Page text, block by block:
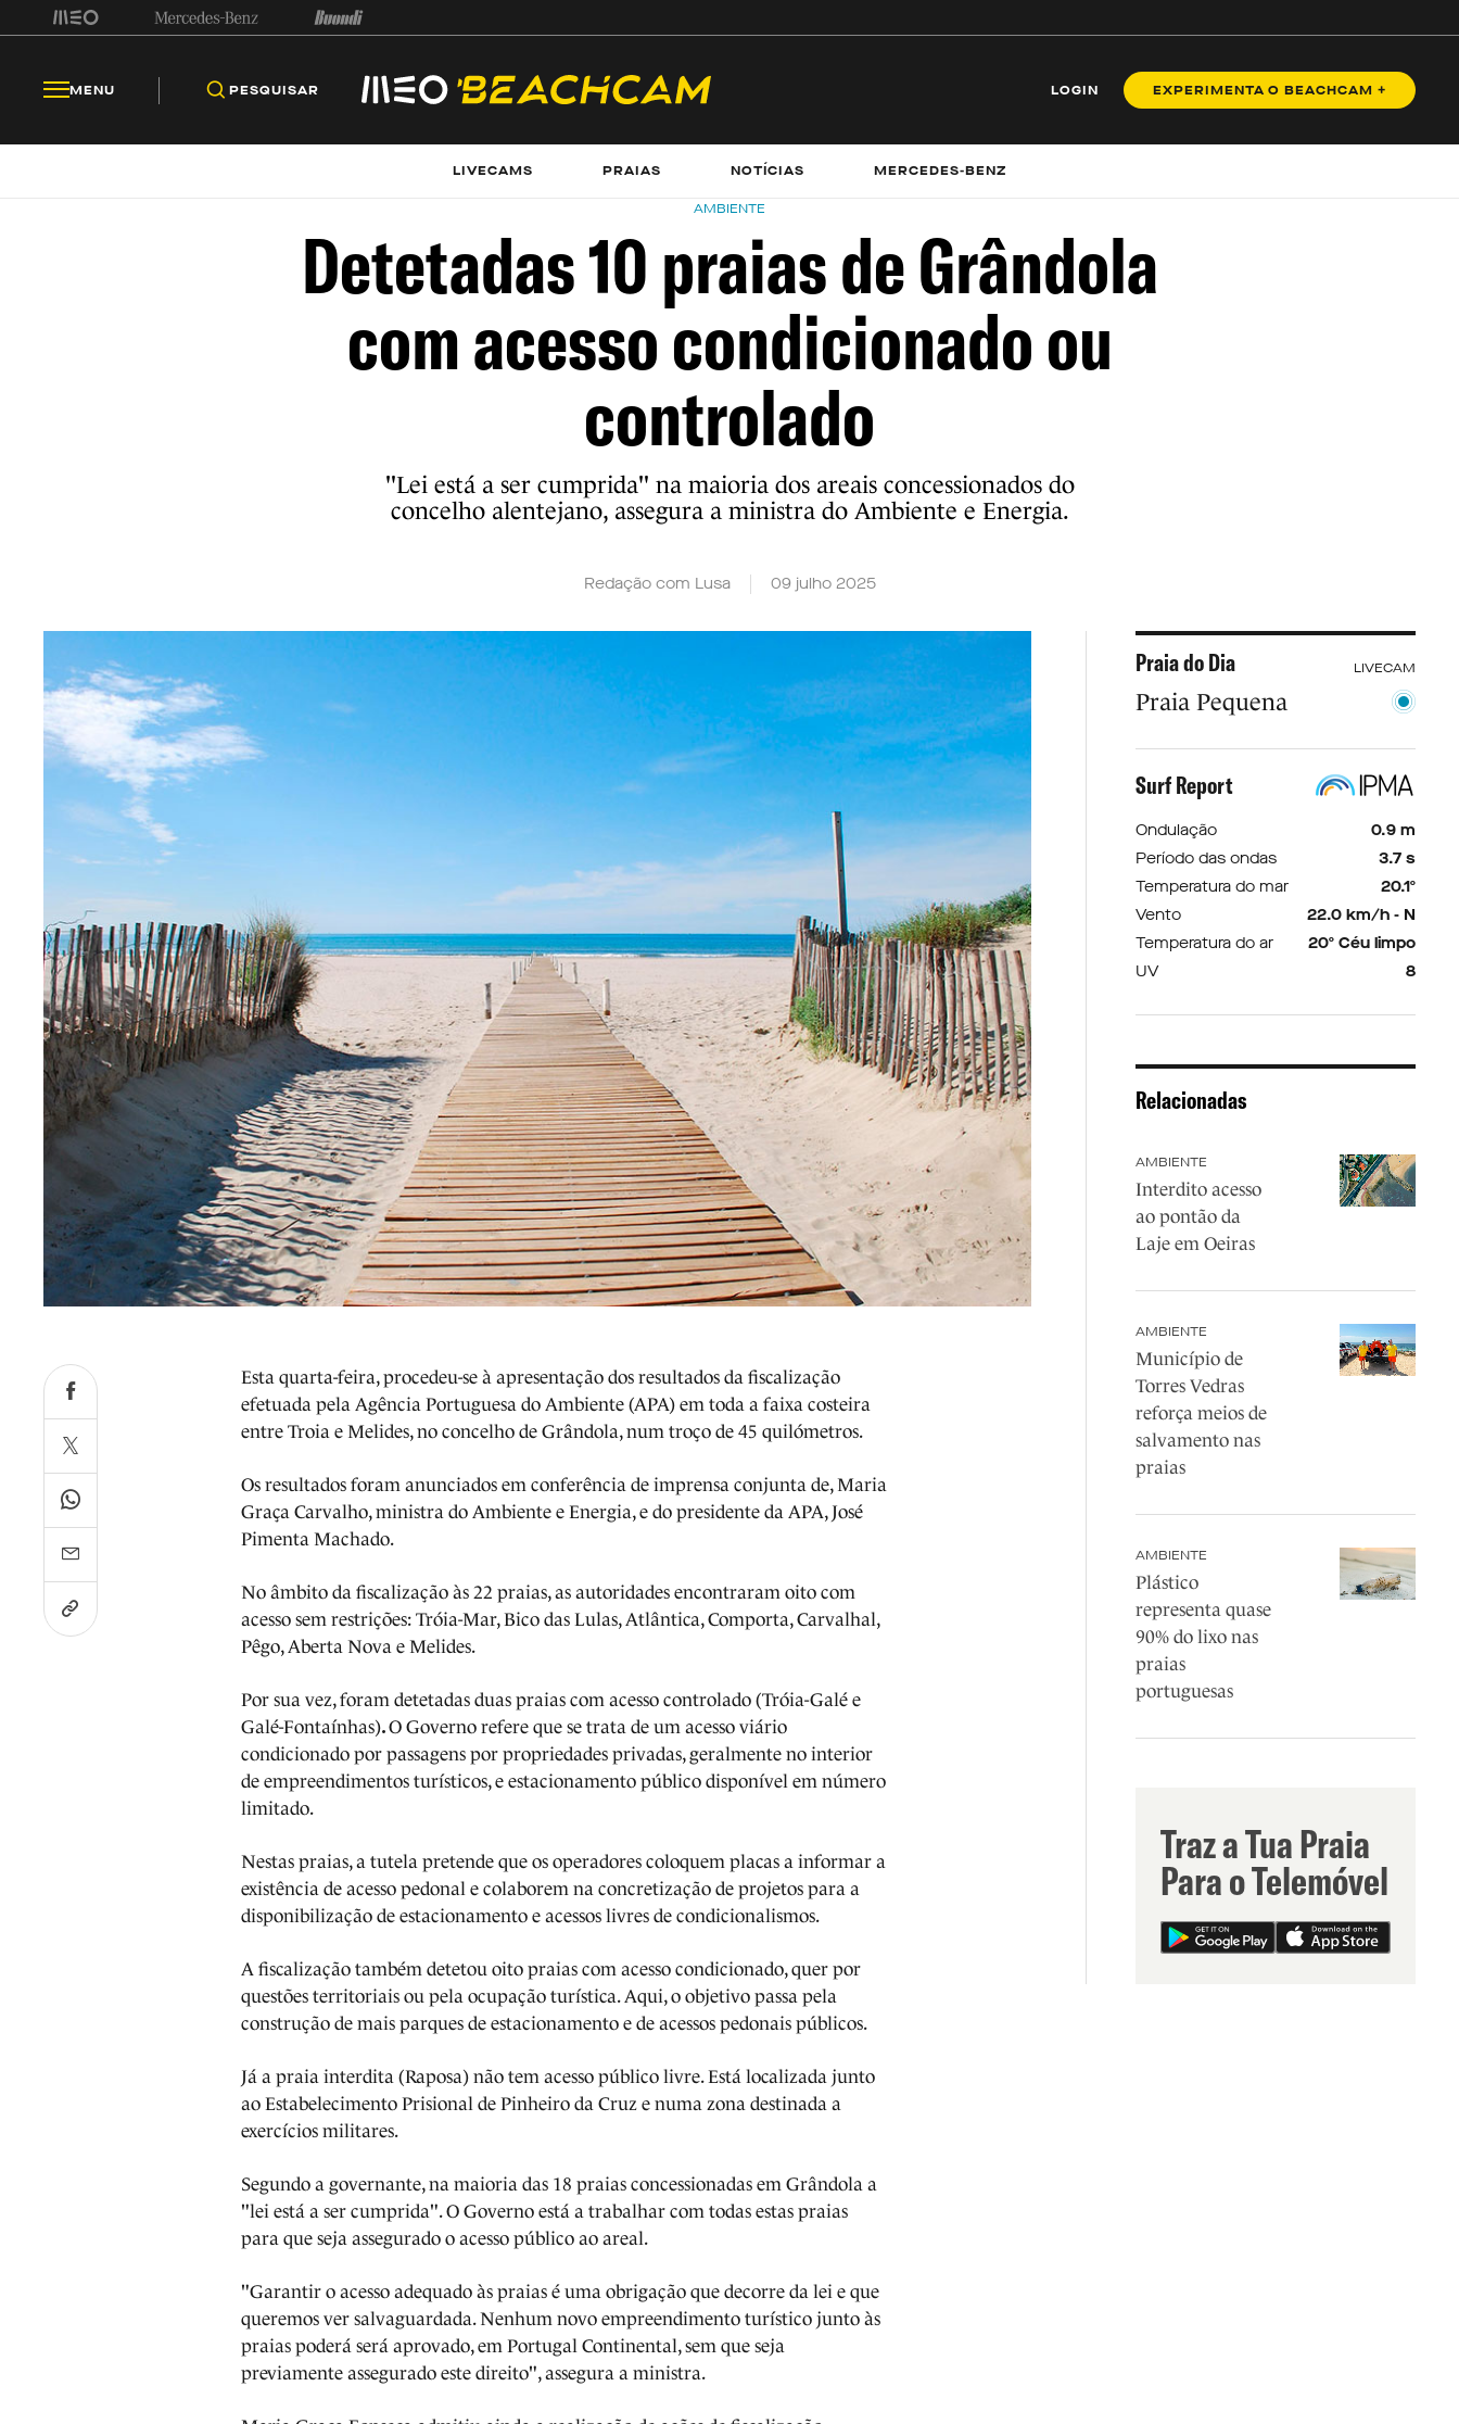
MENU PESQUISAR LOGIN EXPERIMENTA O BEACHCAM +
LIVECAMS PRAIAS NOTÍCIAS MERCEDES-BENZ
AMBIENTE
Detetadas 10 praias de Grândola
com acesso condicionado ou
controlado
"Lei está a ser cumprida" na maioria dos areais concessionados do
concelho alentejano, assegura a ministra do Ambiente e Energia.
Redação com Lusa 09 julho 2025
Esta quarta-feira, procedeu-se à apresentação dos resultados da fiscalização
efetuada pela Agência Portuguesa do Ambiente (APA) em toda a faixa costeira
entre Troia e Melides, no concelho de Grândola, num troço de 45 quilómetros.
Os resultados foram anunciados em conferência de imprensa conjunta de, Maria
Graça Carvalho, ministra do Ambiente e Energia, e do presidente da APA, José
Pimenta Machado.
No âmbito da fiscalização às 22 praias, as autoridades encontraram oito com
acesso sem restrições: Tróia-Mar, Bico das Lulas, Atlântica, Comporta, Carvalhal,
Pêgo, Aberta Nova e Melides.
Por sua vez, foram detetadas duas praias com acesso controlado (Tróia-Galé e
Galé-Fontaínhas).O Governo refere que se trata de um acesso viário
condicionado por passagens por propriedades privadas, geralmente no interior
de empreendimentos turísticos, e estacionamento público disponível em número
limitado.
Nestas praias, a tutela pretende que os operadores coloquem placas a informar a
existência de acesso pedonal e colaborem na concretização de projetos para a
disponibilização de estacionamento e acessos livres de condicionalismos.
A fiscalização também detetou oito praias com acesso condicionado, quer por
questões territoriais ou pela ocupação turística. Aqui, o objetivo passa pela
construção de mais parques de estacionamento e de acessos pedonais públicos.
Já a praia interdita (Raposa) não tem acesso público livre. Está localizada junto
ao Estabelecimento Prisional de Pinheiro da Cruz e numa zona destinada a
exercícios militares.
Segundo a governante, na maioria das 18 praias concessionadas em Grândola a
"lei está a ser cumprida". O Governo está a trabalhar com todas estas praias
para que seja assegurado o acesso público ao areal.
"Garantir o acesso adequado às praias é uma obrigação que decorre da lei e que
queremos ver salvaguardada. Nenhum novo empreendimento turístico junto às
praias poderá será aprovado, em Portugal Continental, sem que seja
previamente assegurado este direito", assegura a ministra.
Praia do Dia LIVECAM
Praia Pequena
Surf Report
Ondulação
0.9 m
Período das ondas
3.7 s
Temperatura do mar
20.1º
Vento
22.0 km/h - N
Temperatura do ar
20º Céu limpo
UV
8
Relacionadas
AMBIENTE
Interdito acesso
ao pontão da
Laje em Oeiras
AMBIENTE
Município de
Torres Vedras
reforça meios de
salvamento nas
praias
AMBIENTE
Plástico
representa quase
90% do lixo nas
praias
portuguesas
Traz a Tua Praia
Para o Telemóvel